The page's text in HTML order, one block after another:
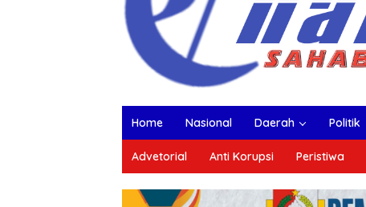
Home Nasional Daerah Politik
Advetorial Anti Korupsi Peristiwa